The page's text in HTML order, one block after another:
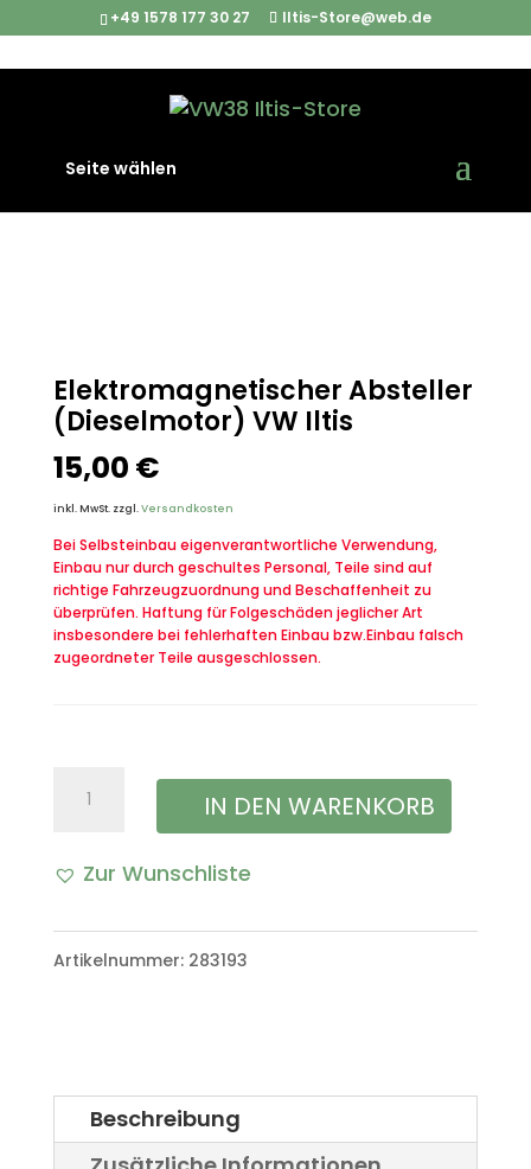
+49 1578 177 30 27 Iltis-Store@web.de
Seite wählen
Elektromagnetischer Absteller (Dieselmotor) VW Iltis
Elektromagnetischer Absteller
(Dieselmotor) VW Iltis
15,00 €
inkl. MwSt. zzgl.Versandkosten
Bei Selbsteinbau eigenverantwortliche Verwendung,
Einbau nur durch geschultes Personal, Teile sind auf
richtige Fahrzeugzuordnung und Beschaffenheit zu
überprüfen. Haftung für Folgeschäden jeglicher Art
insbesondere bei fehlerhaften Einbau bzw.Einbau falsch
zugeordneter Teile ausgeschlossen.
Elektromagnetischer
(Dieselmotor)
Iltis
IN DEN WARENKORB
Zur Wunschliste
Artikelnummer: 283193
Beschreibung